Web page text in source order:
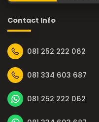
Contact Info
081 252 222 062
081 334 603 687
081 252 222 062